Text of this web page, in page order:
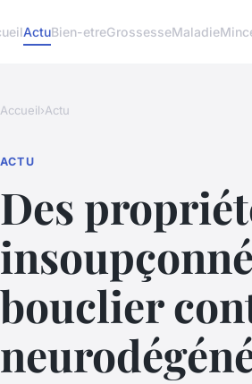
ActuBien-etreGrossesseMaladie
Accueil›Actu
ACTU
Des
bouclier